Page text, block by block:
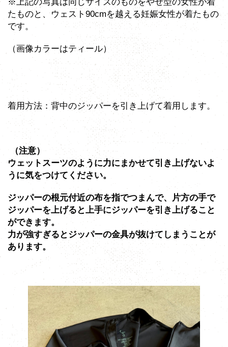
※上記の写真は同じサイズのものをやせ型の女性が着
たものと、ウェスト90cmを越える妊娠女性が着たもの
です。
（画像カラーはティール）
着用方法：背中のジッパーを引き上げて着用します。
（注意）
ウェットスーツのように力にまかせて引き上げないよ
うに気をつけてください。
ジッパーの根元付近の布を指でつまんで、片方の手で
ジッパーを上げると上手にジッパーを引き上げること
ができます。
力が強すぎるとジッパーの金具が抜けてしまうことが
あります。